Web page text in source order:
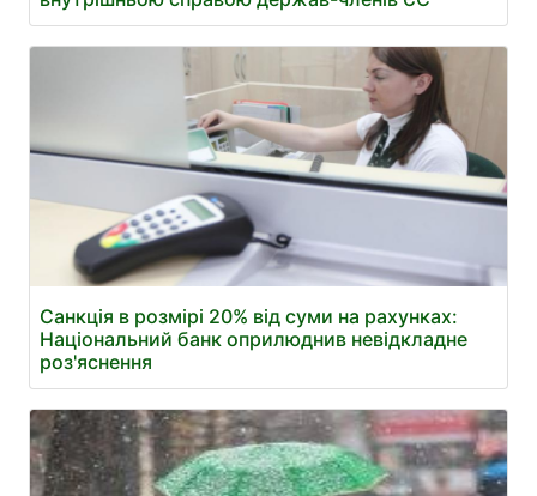
Санкція в розмірі 20% від суми на рахунках:
Національний банк оприлюднив невідкладне
роз'яснення